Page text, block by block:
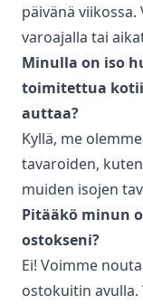
päivänä
varoajalla tai
Minulla on iso
toimitettua
auttaa?
Kyllä, me
tavaroiden,
muiden isojen
Pitääkö minun
ostokseni?
Ei! Voimme
ostokuitin avulla.